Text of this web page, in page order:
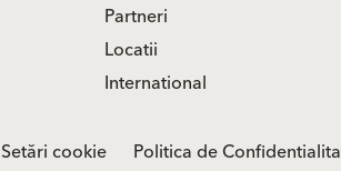
Partneri
Locatii
International
Setări cookie Politica de